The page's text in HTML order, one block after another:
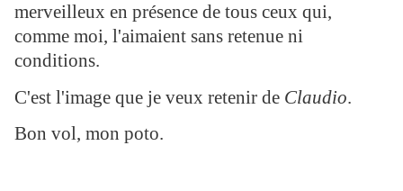
merveilleux en présence de tous ceux qui,
comme moi, l'aimaient sans retenue ni
conditions.
C'est l'image que je veux retenir de Claudio.
Bon vol, mon poto.